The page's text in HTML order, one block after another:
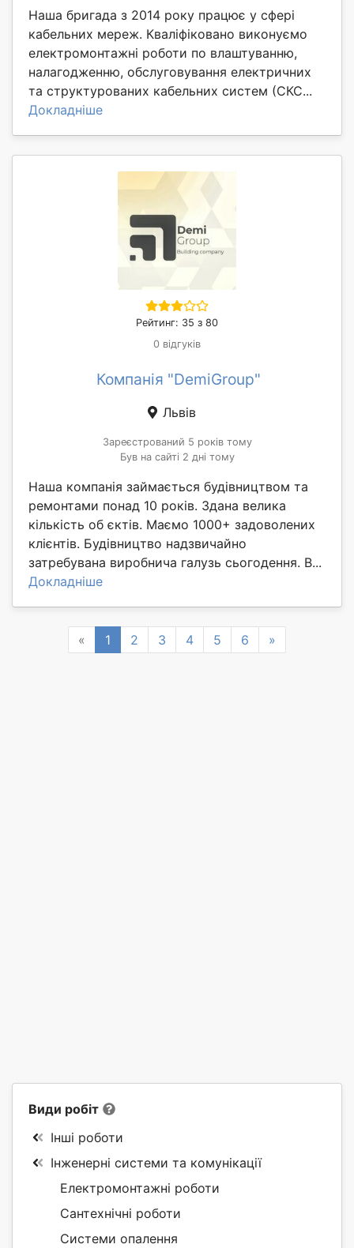
Наша бригада з 2014 року працює у сфері
кабельних мереж. Кваліфіковано виконуємо
електромонтажні роботи по влаштуванню,
налагодженню, обслуговування електричних
та структурованих кабельних систем (СКС...
Докладніше
Рейтинг: 35 з 80
0 відгуків
Компанія "DemiGroup"
Львів
Зареєстрований 5 років тому
Був на сайті 2 дні тому
Наша компанія займається будівництвом та
ремонтами понад 10 років. Здана велика
кількість об єктів. Маємо 1000+ задоволених
клієнтів. Будівництво надзвичайно
затребувана виробнича галузь сьогодення. В...
Докладніше
« Previous
1 2 3 4 5 6 »
Види робіт
Інші роботи
Інженерні системи та комунікації
Електромонтажні роботи
Сантехнічні роботи
Системи опалення